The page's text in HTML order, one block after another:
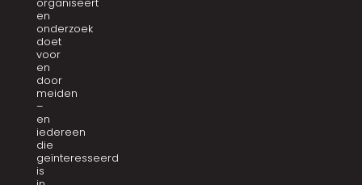
organiseert
en
onderzoek
doet
voor
en
door
meiden
–
en
iedereen
die
geïnteresseerd
is